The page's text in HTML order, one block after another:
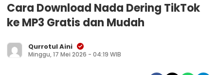
Cara Download Nada Dering TikTok
ke MP3 Gratis dan Mudah
Qurrotul Aini
Minggu, 17 Mei 2026 - 04:19 WIB